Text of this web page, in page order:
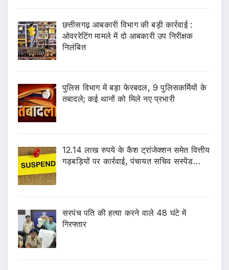
छत्तीसगढ़ आबकारी विभाग की बड़ी कार्रवाई :
ओवररेटिंग मामले में दो आबकारी उप निरीक्षक
निलंबित
पुलिस विभाग में बड़ा फेरबदल, 9 पुलिसकर्मियों के
तबादले; कई थानों को मिले नए प्रभारी
12.14 लाख रुपये के कैश ट्रांजेक्शन समेत वित्तीय
गड़बड़ियों पर कार्रवाई, पंचायत सचिव सस्पेंड…
सरपंच पति की हत्या करने वाले 48 घंटे में
गिरफ्तार